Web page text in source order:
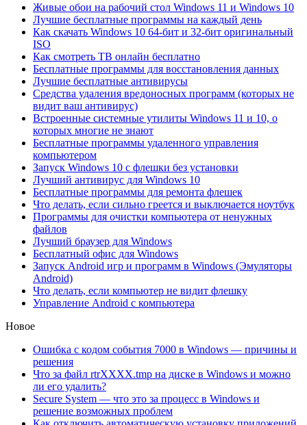
Живые обои на рабочий стол Windows 11 и Windows 10
Лучшие бесплатные программы на каждый день
Как скачать Windows 10 64-бит и 32-бит оригинальный
ISO
Как смотреть ТВ онлайн бесплатно
Бесплатные программы для восстановления данных
Лучшие бесплатные антивирусы
Средства удаления вредоносных программ (которых не
видит ваш антивирус)
Встроенные системные утилиты Windows 11 и 10, о
которых многие не знают
Бесплатные программы удаленного управления
компьютером
Запуск Windows 10 с флешки без установки
Лучший антивирус для Windows 10
Бесплатные программы для ремонта флешек
Что делать, если сильно греется и выключается ноутбук
Программы для очистки компьютера от ненужных
файлов
Лучший браузер для Windows
Бесплатный офис для Windows
Запуск Android игр и программ в Windows (Эмуляторы
Android)
Что делать, если компьютер не видит флешку
Управление Android с компьютера
Новое
Ошибка с кодом события 7000 в Windows — причины и
решения
Что за файл rtrXXXX.tmp на диске в Windows и можно
ли его удалить?
Secure System — что это за процесс в Windows и
решение возможных проблем